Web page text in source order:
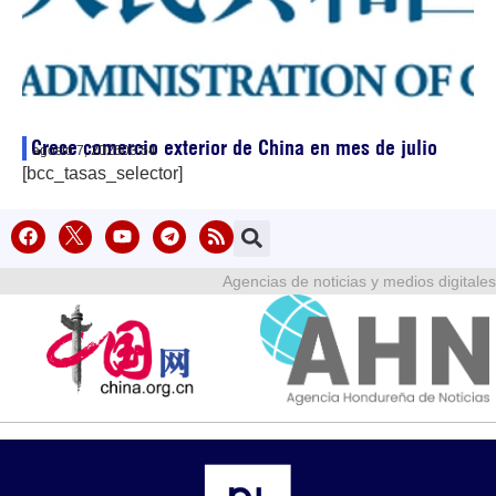
Crece comercio exterior de China en mes de julio
agosto 7, 202603:54
[bcc_tasas_selector]
Agencias de noticias y medios digitales